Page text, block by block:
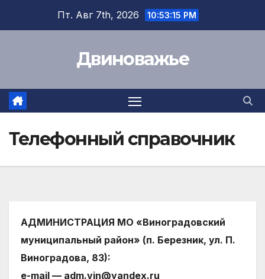
Пт. Авг 7th, 2026 10:53:16 PM
Двиноважье
Телефонный справочник
АДМИНИСТРАЦИЯ МО «Виноградовский
муниципальный район» (п. Березник, ул. П.
Виноградова, 83):
е-mail — adm.vin@yandex.ru